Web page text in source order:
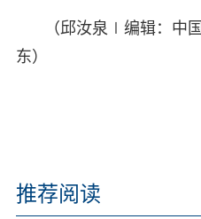
（邱汝泉∣编辑：中
东）
推荐阅读